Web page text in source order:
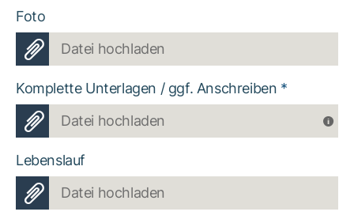
Foto
Datei hochladen
Komplette Unterlagen / ggf. Anschreiben *
Datei hochladen
Lebenslauf
Datei hochladen